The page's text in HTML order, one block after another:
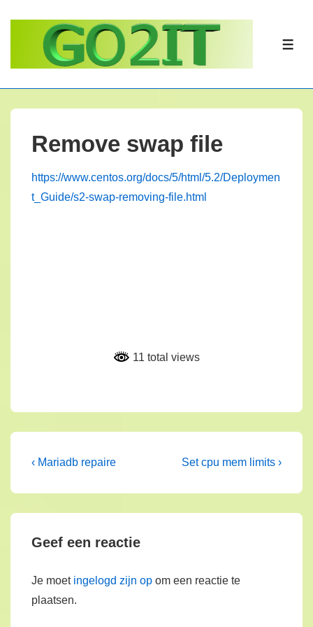
Doorgaan
hoofdinhoud
Remove swap file
https://www.centos.org/docs/5/html/5.2/Deploymen
t_Guide/s2-swap-removing-file.html
11 total views
Bericht
Vorig
‹ Mariadb repaire
Volgende
Set cpu mem limits ›
Geef een reactie
Je moet ingelogd zijn op om een reactie te
plaatsen.